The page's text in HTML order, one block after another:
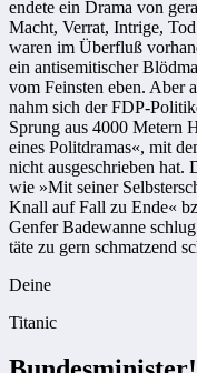
endete ein Drama von
Macht, Verrat, Intrige,
waren im Überfluß
ein antisemitischer
vom Feinsten eben. Aber
nahm sich der FDP-
Sprung aus 4000 Metern
eines Politdramas«, mit
nicht ausgeschrieben hat.
wie »Mit seiner
Knall auf Fall zu Ende«
Genfer Badewanne
täte zu gern schmatzend
Deine
Titanic